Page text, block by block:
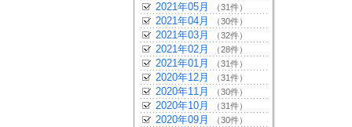
2021年05月 （31件）
2021年04月 （30件）
2021年03月 （32件）
2021年02月 （28件）
2021年01月 （31件）
2020年12月 （31件）
2020年11月 （30件）
2020年10月 （31件）
2020年09月 （30件）